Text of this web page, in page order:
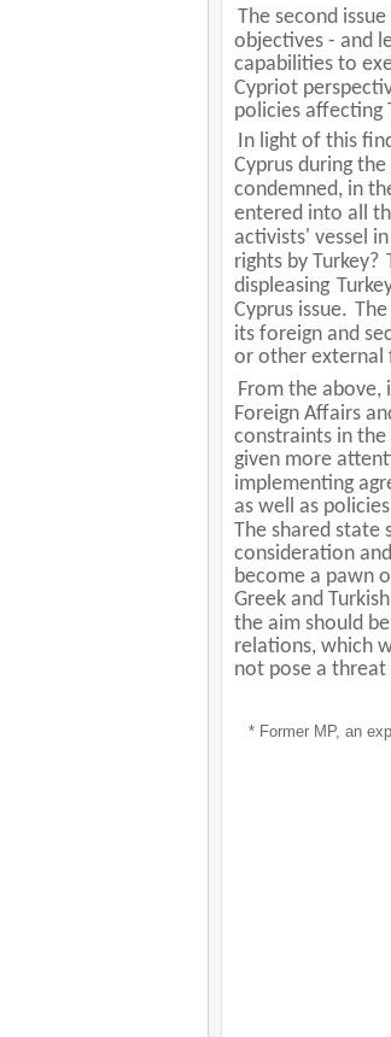
The second
objectives - and
capabilities to
Cypriot
policies affecting
In light of this
Cyprus during
condemned, in
entered into all
activists' vessel
rights by Turkey?
displeasing
Cyprus issue.
its foreign and
or other external
From the
Foreign Affairs
constraints in the
given more
implementing
as well as
The shared state
consideration
become a pawn
Greek and
the aim should
relations, which
not pose a
* Former MP, an